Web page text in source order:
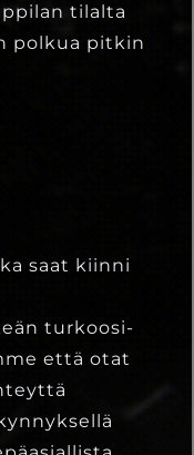
tilalta
polkua pitkin
saat kiinni
turkoosi-
että otat